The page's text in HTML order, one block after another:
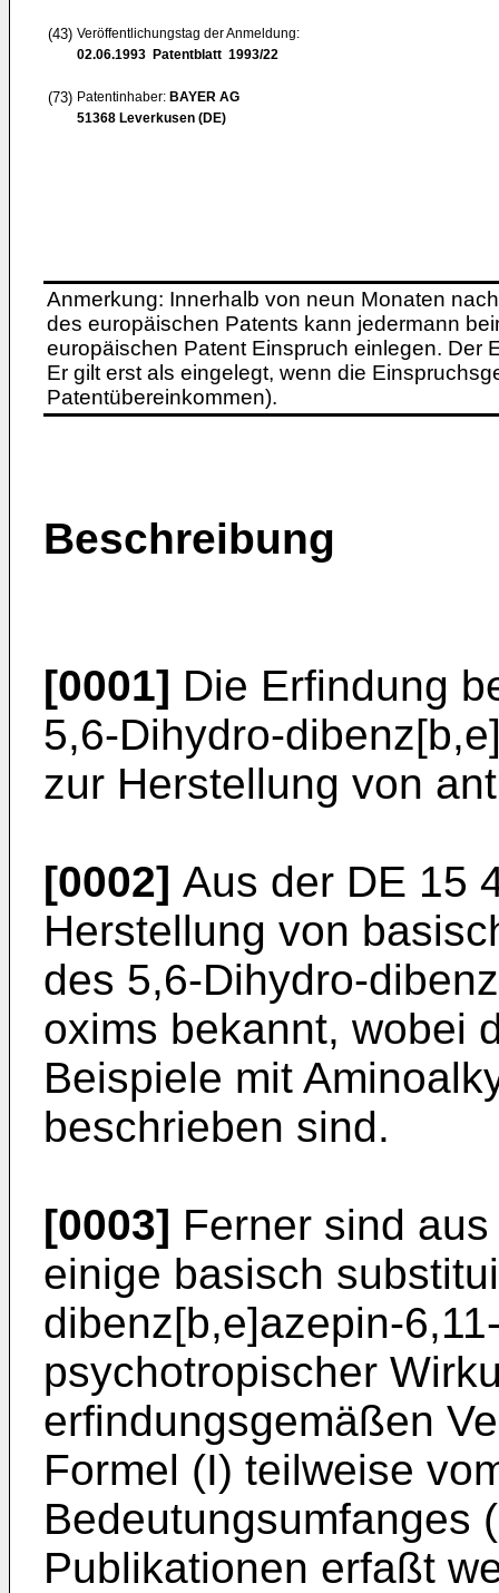
(43) Veröffentlichungstag der Anmeldung:
02.06.1993 Patentblatt 1993/22
(73) Patentinhaber: BAYER AG
51368 Leverkusen (DE)
Anmerkung: Innerhalb von neun Monaten
des europäischen Patents kann jedermann
europäischen Patent Einspruch einlegen. Der
Er gilt erst als eingelegt, wenn die
Patentübereinkommen).
Beschreibung
[0001] Die Erfindung
5,6-Dihydro-
zur Herstellung von
[0002] Aus der DE 15
Herstellung von
des 5,6-Dihydro-
oxims bekannt, wobei
Beispiele mit
beschrieben sind.
[0003] Ferner sind
einige basisch
dibenz[b,e]azepin-
psychotropischer
erfindungsgemäßen
Formel (I) teilweise
Bedeutungsumfanges
Publikationen erfaßt